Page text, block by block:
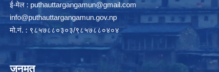
ई-मेल : puthauttargangamun@gmail.com
info@puthauttargangamun.gov.np
मो.नं. : ९८५७८८०३०३/९८५७८८०४०४
जनमत